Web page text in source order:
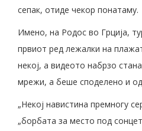
сепак, отиде чекор понатаму.
Имено, на Родос во Грција,
првиот ред лежалки на
некој, а видеото набрзо
мрежи, а беше споделено и
„Некој навистина премногу
„борбата за место под